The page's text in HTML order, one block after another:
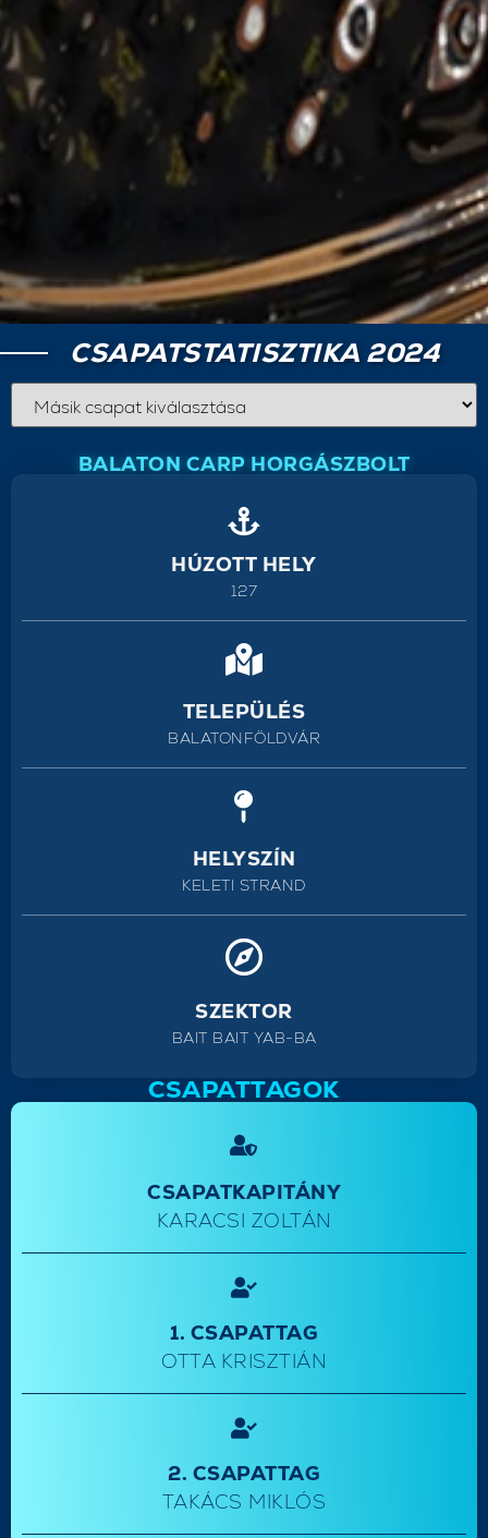
CSAPATSTATISZTIKA 2024
BALATON CARP HORGÁSZBOLT
HÚZOTT HELY
127
TELEPÜLÉS
BALATONFÖLDVÁR
HELYSZÍN
KELETI STRAND
SZEKTOR
BAIT BAIT YAB-BA
CSAPATTAGOK
CSAPATKAPITÁNY
KARACSI ZOLTÁN
1. CSAPATTAG
OTTA KRISZTIÁN
2. CSAPATTAG
TAKÁCS MIKLÓS